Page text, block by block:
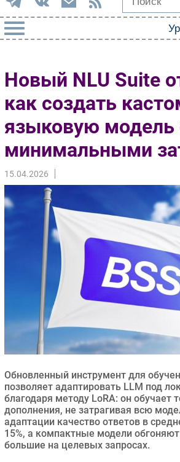
Импорто­замещение
Автоматизация Промышленности
Интернет
Мобильная связь
Фиксированная связь
Интеграция
Рынок ПК
Маркетинг
Торговые сети
Оборудование
Outsourcing
Кадры
Регулирование
Финансы
Web
Инновации
CIO/Управление ИТ
Гаджеты
Здоровье
Новый NLU Suite
как создать
языковую модель
минимальными
15.04.2026
Обновленный инструмент для
позволяет адаптировать LLM под
благодаря методу LoRA: он обучает
дополнения, не затрагивая всю
адаптации качество ответов в
15%, а компактные модели
большие на целевых запросах.